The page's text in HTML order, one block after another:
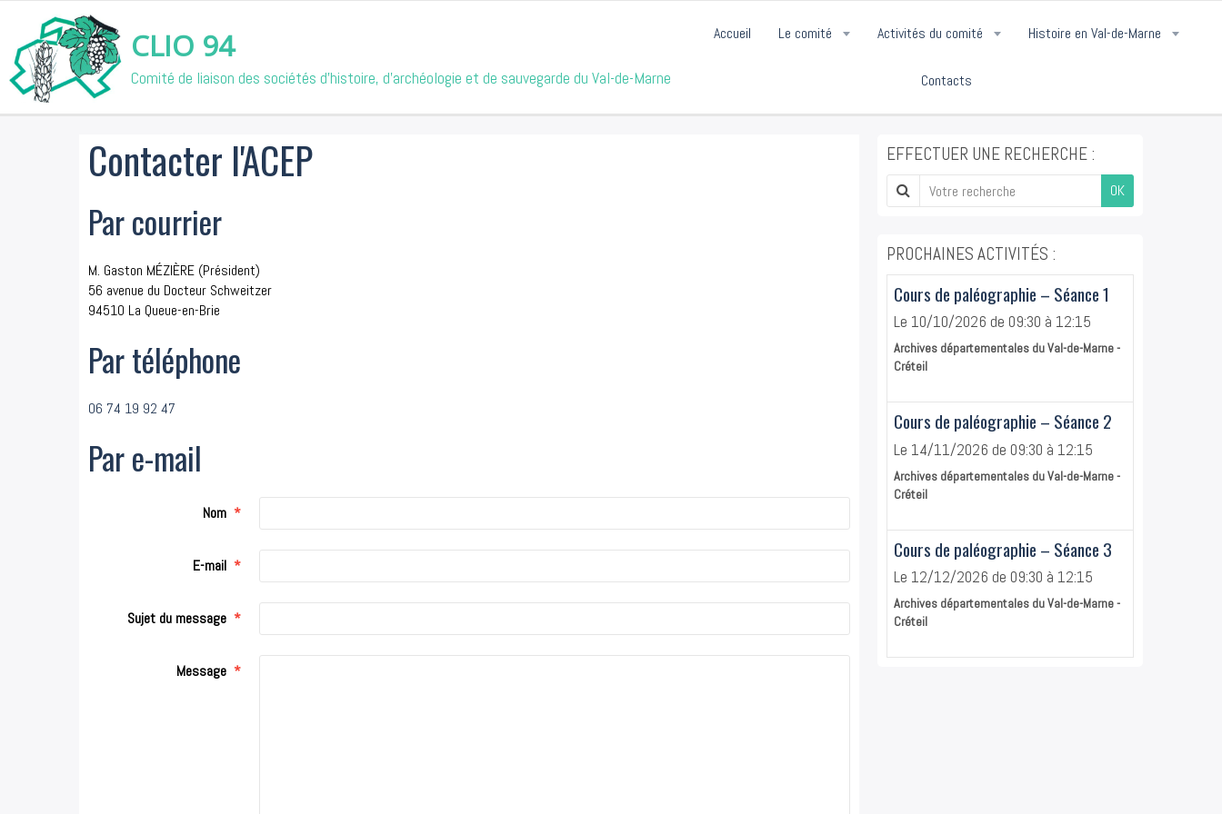
CLIO 94
Comité de liaison des sociétés d'histoire, d'archéologie et de sauvegarde du Val-de-Marne
Accueil Le comité Activités du comité Histoire en Val-de-Marne
Contacts
Contacter l'ACEP
Par courrier
M. Gaston MÉZIÈRE (Président)
56 avenue du Docteur Schweitzer
94510 La Queue-en-Brie
Par téléphone
06 74 19 92 47
Par e-mail
Nom
E-mail
Sujet du message
Message
EFFECTUER UNE RECHERCHE :
OK
PROCHAINES ACTIVITÉS :
Cours de paléographie – Séance 1
Le 10/10/2026 de 09:30 à 12:15
Archives départementales du Val-de-Marne -
Créteil
Cours de paléographie – Séance 2
Le 14/11/2026 de 09:30 à 12:15
Archives départementales du Val-de-Marne -
Créteil
Cours de paléographie – Séance 3
Le 12/12/2026 de 09:30 à 12:15
Archives départementales du Val-de-Marne -
Créteil